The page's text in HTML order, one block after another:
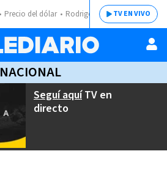
Precio del dólar Rodrigo ChavesTV EN VIVO
NACIONAL
Seguí aquíTV en
directo